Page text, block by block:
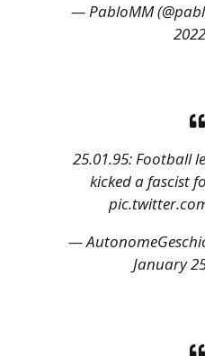
— PabloMM
2022
25.01.95: Football
kicked a fascist
—
January